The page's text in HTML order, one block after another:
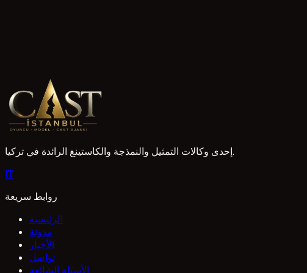
heyecan verici dünyaya adım atabilirsiniz.
1 Mayıs 2026
إحدى وكالات التمثيل والنمذجة والكاستينغ الرائدة في تركيا.
IT
روابط سريعة
الرئيسية
مدونة
الأخبار
تواصل
الأسئلة الشائعة